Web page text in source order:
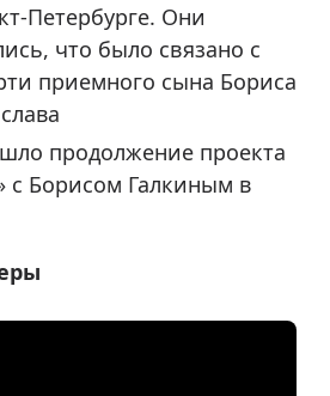
Петербурге. Они
что было связано с
приемного сына Бориса
продолжение проекта
с Борисом Галкиным в